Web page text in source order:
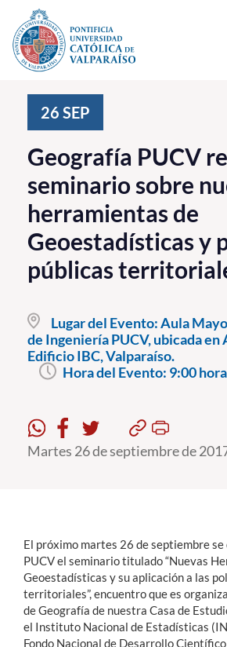
Click acá para ir directamente al contenido
Investigación, Creación e Innovación
PUCV Internacional
Vinculación con el Medio
Admisión
Pregrado
Postgrado
Formación Continua
Académicos
Funcionarios
English
26 SEP
Geografía PUCV
seminario sobre
herramientas de
Geoestadísticas y
públicas
Lugar del Evento:Aula
de Ingeniería PUCV, ubicada en
Edificio IBC, Valparaíso.
Hora del Evento: 9:00
Martes 26 de septiembre de
El próximo martes 26 de septiembre
PUCV el seminario titulado “Nuevas
Geoestadísticas y su aplicación a las
territoriales”, encuentro que es
de Geografía de nuestra Casa de
el Instituto Nacional de Estadísticas
Fondo Nacional de Desarrollo